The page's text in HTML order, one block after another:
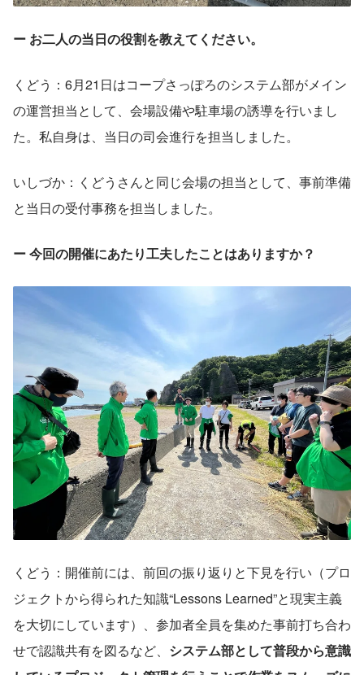
ー お二人の当日の役割を教えてください。
くどう：6月21日はコープさっぽろのシステム部がメイン
の運営担当として、会場設備や駐車場の誘導を行いまし
た。私自身は、当日の司会進行を担当しました。
いしづか：くどうさんと同じ会場の担当として、事前準備
と当日の受付事務を担当しました。
ー 今回の開催にあたり工夫したことはありますか？
くどう：開催前には、前回の振り返りと下見を行い（プロ
ジェクトから得られた知識“Lessons Learned”と現実主義
を大切にしています）、参加者全員を集めた事前打ち合わ
せで認識共有を図るなど、 システム部として普段から意識